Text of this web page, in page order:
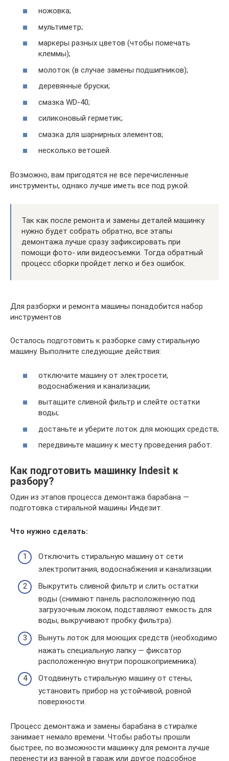
ножовка;
мультиметр;
маркеры разных цветов (чтобы помечать
клеммы);
молоток (в случае замены подшипников);
деревянные бруски;
смазка WD-40;
силиконовый герметик;
смазка для шарнирных элементов;
несколько ветошей.
Возможно, вам пригодятся не все перечисленные
инструменты, однако лучше иметь все под рукой.
Так как после ремонта и замены деталей машинку
нужно будет собрать обратно, все этапы
демонтажа лучше сразу зафиксировать при
помощи фото- или видеосъемки. Тогда обратный
процесс сборки пройдет легко и без ошибок.
Для разборки и ремонта машины понадобится набор
инструментов
Осталось подготовить к разборке саму стиральную
машину. Выполните следующие действия:
отключите машину от электросети,
водоснабжения и канализации;
вытащите сливной фильтр и слейте остатки
воды;
достаньте и уберите лоток для моющих средств;
передвиньте машину к месту проведения работ.
Как подготовить машинку Indesit к
разбору?
Один из этапов процесса демонтажа барабана —
подготовка стиральной машины Индезит.
Что нужно сделать:
Отключить стиральную машину от сети
электропитания, водоснабжения и канализации.
Выкрутить сливной фильтр и слить остатки
воды (снимают панель расположенную под
загрузочным люком, подставляют емкость для
воды, выкручивают пробку фильтра).
Вынуть лоток для моющих средств (необходимо
нажать специальную лапку — фиксатор
расположенную внутри порошкоприемника).
Отодвинуть стиральную машину от стены,
установить прибор на устойчивой, ровной
поверхности.
Процесс демонтажа и замены барабана в стиралке
занимает немало времени. Чтобы работы прошли
быстрее, по возможности машинку для ремонта лучше
перенести из ванной в гараж или другое подсобное